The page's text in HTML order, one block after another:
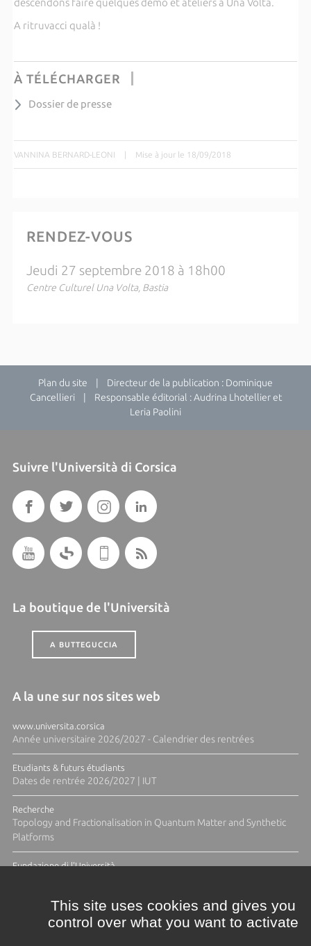
descendons faire quelques démo et ateliers à Una Volta.
A ritruvacci qualà !
À TÉLÉCHARGER
Dossier de presse
VANNINA BERNARD-LEONI | Mise à jour le 18/09/2018
RENDEZ-VOUS
Jeudi 27 septembre 2018 à 18h00
Centre Culturel Una Volta, Bastia
Plan du site | Directeur de la publication : Dominique
Cancellieri | Responsable éditorial : Audrina Lhotellier et
Leria Paolini
Suivre l'Università di Corsica
La boutique de l'Università
A BUTTEGUCCIA
A la une sur nos sites web
www.universita.corsica
Année universitaire 2026/2027 - Calendrier des rentrées
Etudiants & futurs étudiants
Dates de rentrée 2026/2027 | IUT
Recherche
Topology and Fractionalisation in Quantum Matter and Synthetic
Platforms
Fundazione di l'Università
This site uses cookies and gives you
control over what you want to activate